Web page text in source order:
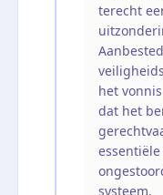
terecht
het
dat het
systeem.